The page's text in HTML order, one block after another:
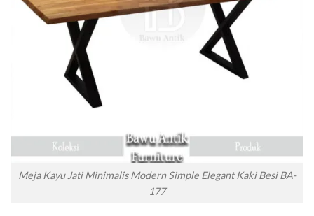
Meja Kayu Jati Minimalis Modern Simple Elegant Kaki Besi BA-
177